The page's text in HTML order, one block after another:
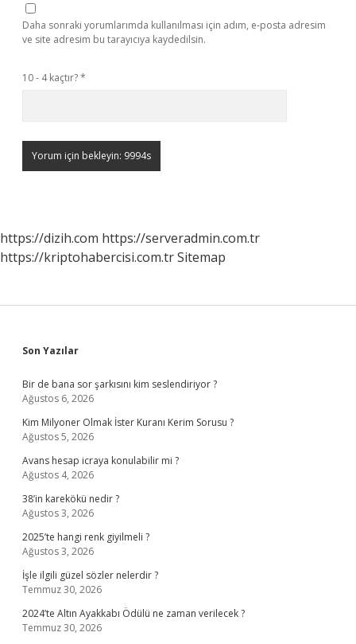
Daha sonraki yorumlarımda kullanılması için adım, e-posta adresim
ve site adresim bu tarayıcıya kaydedilsin.
10 - 4 kaçtır?*
https://dizih.com https://serveradmin.com.tr
https://kriptohabercisi.com.trSitemap
Sidebar
Son Yazılar
Bir de bana sor şarkısını kim seslendiriyor ?
Ağustos 6, 2026
Kim Milyoner Olmak İster Kuranı Kerim Sorusu ?
Ağustos 5, 2026
Avans hesap icraya konulabilir mi ?
Ağustos 4, 2026
38’in karekökü nedir ?
Ağustos 3, 2026
2025’te hangi renk giyilmeli ?
Ağustos 3, 2026
İşle ilgili güzel sözler nelerdir ?
Temmuz 30, 2026
2024’te Altın Ayakkabı Ödülü ne zaman verilecek ?
Temmuz 30, 2026